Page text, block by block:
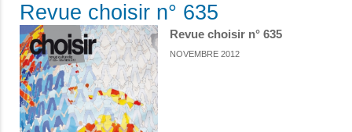
Revue choisir n° 635
Revue choisir n° 635
NOVEMBRE 2012